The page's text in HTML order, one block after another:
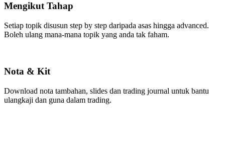
Mengikut Tahap
Setiap topik disusun step by step daripada asas hingga advanced.
Boleh ulang mana-mana topik yang anda tak faham.
Nota & Kit
Download nota tambahan, slides dan trading journal untuk bantu
ulangkaji dan guna dalam trading.